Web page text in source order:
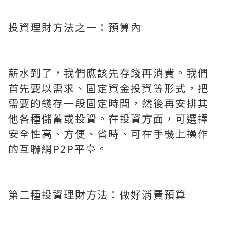
投資理財方法之一：預算內
薪水到了，我們應該先存錢再消費。我們
首先要以需求、固定資金投資等形式，把
需要的錢存一段固定時間，然後再安排其
他各種儲蓄或投資。在投資方面，可選擇
安全性高、方便、省時、可在手機上操作
的互聯網P2P平臺。
第二種投資理財方法：做好消費預算